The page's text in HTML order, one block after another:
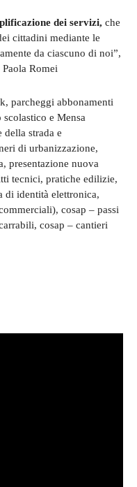
dei servizi, che
cittadini mediante le
da ciascuno di noi”,
Romei
parcheggi abbonamenti
e Mensa
strada e
di urbanizzazione,
presentazione nuova
tecnici, pratiche edilizie,
identità elettronica,
cosap – passi
cosap – cantieri